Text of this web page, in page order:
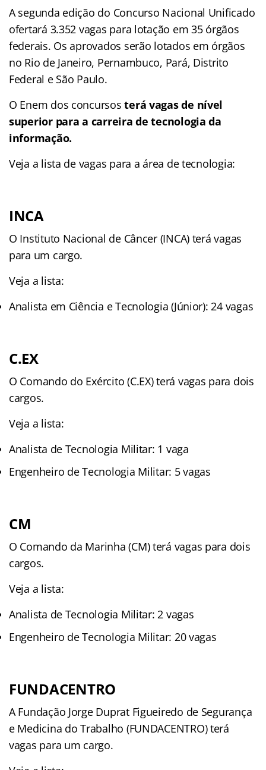
A segunda edição do Concurso Nacional Unificado
ofertará 3.352 vagas para lotação em 35 órgãos
federais. Os aprovados serão lotados em órgãos
no Rio de Janeiro, Pernambuco, Pará, Distrito
Federal e São Paulo.
O Enem dos concursosterá vagas de nível
superior para a carreira de tecnologia da
informação.
Veja a lista de vagas para a área de tecnologia:
INCA
O Instituto Nacional de Câncer (INCA) terá vagas
para um cargo.
Veja a lista:
Analista em Ciência e Tecnologia (Júnior): 24 vagas
C.EX
O Comando do Exército (C.EX) terá vagas para dois
cargos.
Veja a lista:
Analista de Tecnologia Militar: 1 vaga
Engenheiro de Tecnologia Militar: 5 vagas
CM
O Comando da Marinha (CM) terá vagas para dois
cargos.
Veja a lista:
Analista de Tecnologia Militar: 2 vagas
Engenheiro de Tecnologia Militar: 20 vagas
FUNDACENTRO
A Fundação Jorge Duprat Figueiredo de Segurança
e Medicina do Trabalho (FUNDACENTRO) terá
vagas para um cargo.